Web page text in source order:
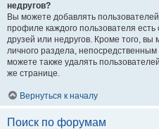
недругов?
Вы можете добавлять
профиле каждого пользователя есть
друзей или недругов. Кроме того,
личного раздела,
можете также удалять
же странице.
Вернуться к началу
Поиск по форумам